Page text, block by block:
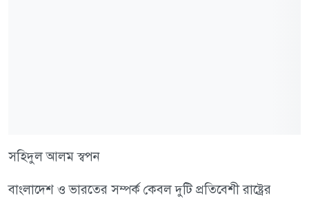
সহিদুল আলম স্বপন
বাংলাদেশ ও ভারতের সম্পর্ক কেবল দুটি প্রতিবেশী রাষ্ট্রের